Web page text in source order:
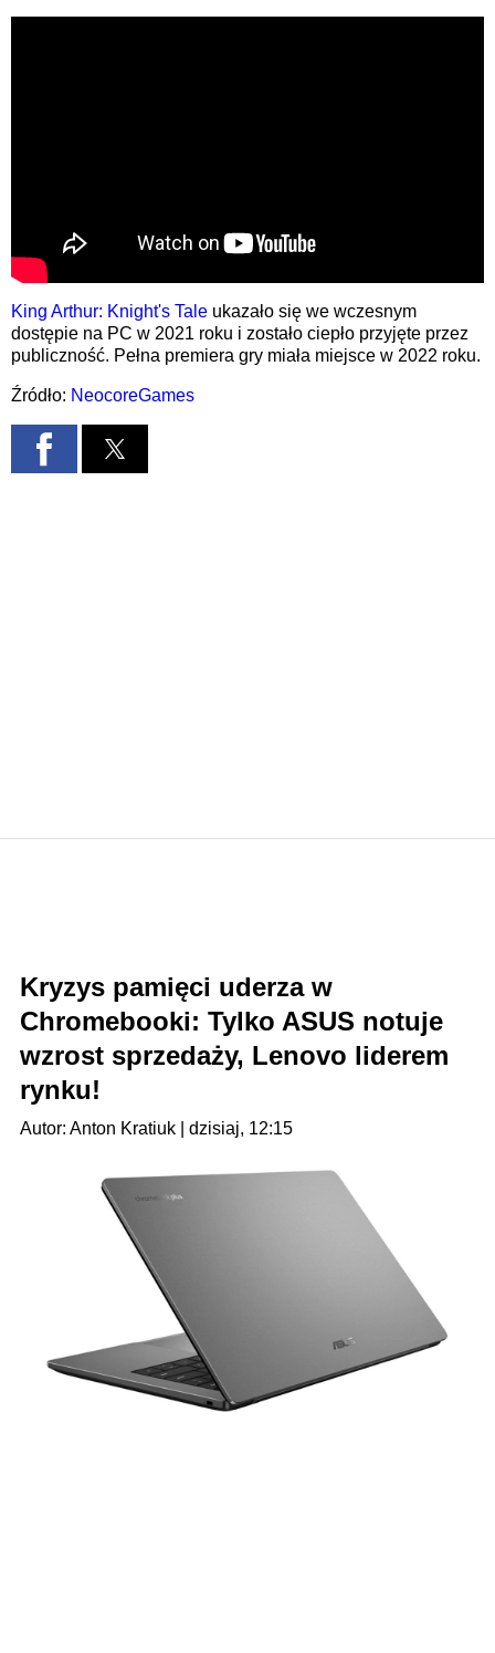
King Arthur: Knight's Tale ukazało się we wczesnym
dostępie na PC w 2021 roku i zostało ciepło przyjęte przez
publiczność. Pełna premiera gry miała miejsce w 2022 roku.
Źródło: NeocoreGames